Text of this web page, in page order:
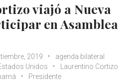
viajó a Nueva
en Asamblea
2019
agenda bilateral
Unidos
Laurentino Cortizo
Presidente